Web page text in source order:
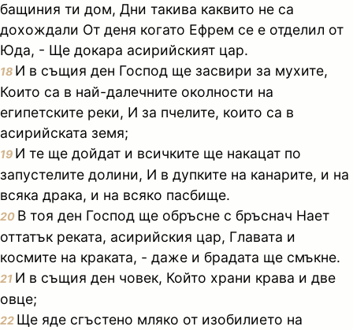
бащиния ти дом, Дни такива каквито не са
дохождали От деня когато Ефрем се е отделил от
Юда, - Ще докара асирийският цар.
18 И в същия ден Господ ще засвири за мухите,
Които са в най-далечните околности на
египетските реки, И за пчелите, които са в
асирийската земя;
19 И те ще дойдат и всичките ще накацат по
запустелите долини, И в дупките на канарите, и на
всяка драка, и на всяко пасбище.
20 В тоя ден Господ ще обръсне с бръснач Нает
оттатък реката, асирийския цар, Главата и
космите на краката, - даже и брадата ще смъкне.
21 И в същия ден човек, Който храни крава и две
овце;
22 Ще яде сгъстено мляко от изобилието на